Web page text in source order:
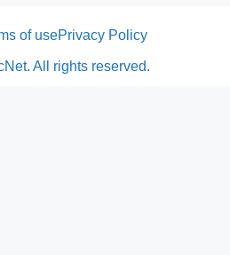
of usePrivacy Policy
All rights reserved.